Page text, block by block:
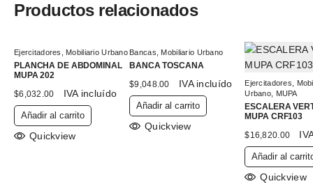
Productos relacionados
Ejercitadores , Mobiliario Urbano
PLANCHA DE ABDOMINAL
MUPA 202
$6,032.00 IVA incluído
Añadir al carrito
Quickview
Bancas, Mobiliario Urbano
BANCA TOSCANA
$9,048.00 IVA incluído
Añadir al carrito
Quickview
Ejercitadores,
Urbano, MUPA
ESCALERA
MUPA CRF103
$16,820.00
Añadir al
Quickview